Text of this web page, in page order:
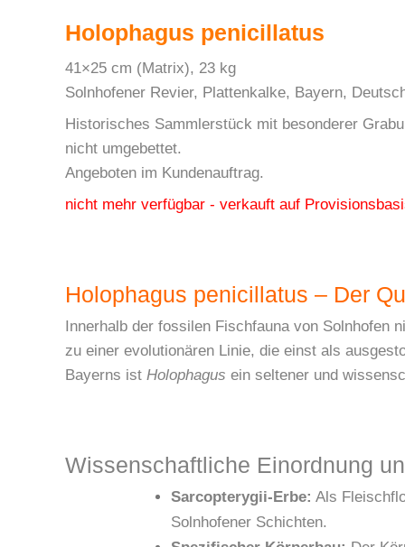
Holophagus penicillatus
41×25 cm (Matrix), 23 kg
Solnhofener Revier, Plattenkalke, Bayern,
Historisches Sammlerstück mit besonderer
nicht umgebettet.
Angeboten im Kundenauftrag.
nicht mehr verfügbar - verkauft auf
Holophagus penicillatus – Der
Innerhalb der fossilen Fischfauna von Solnhofen
zu einer evolutionären Linie, die einst als
Bayerns ist Holophagus ein seltener und
Wissenschaftliche Einordnung
Sarcopterygii-Erbe: Als
Solnhofener Schichten.